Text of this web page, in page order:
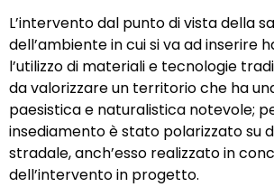
L’intervento dal punto di vista della
dell’ambiente in cui si va ad inserire
l’utilizzo di materiali e tecnologie
da valorizzare un territorio che ha
paesistica e naturalistica notevole;
insediamento è stato polarizzato su
stradale, anch’esso realizzato in
dell’intervento in progetto.